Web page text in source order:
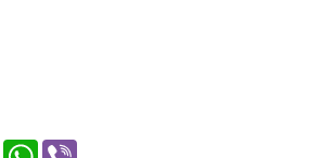
EmailWhatsApp